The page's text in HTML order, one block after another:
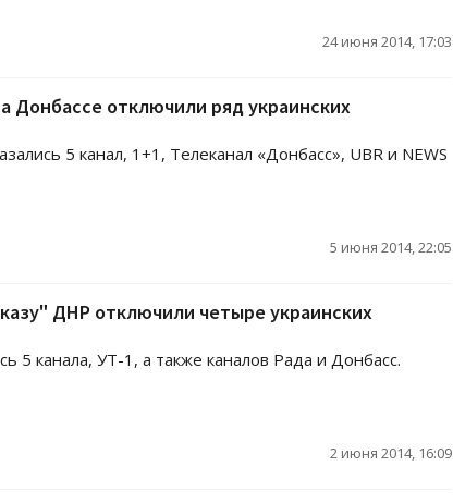
24 июня 2014, 17:03
Донбассе отключили ряд украинских
5 канал, 1+1, Телеканал «Донбасс», UBR и NEWS
5 июня 2014, 22:05
ДНР отключили четыре украинских
5 канала, УТ-1, а также каналов Рада и Донбасс.
2 июня 2014, 16:09